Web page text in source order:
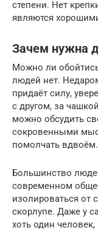
степени. Нет
являются
Зачем нужна
Можно ли
людей нет.
придаёт силу,
с другом, за
можно обсудить
сокровенными
помолчать вдвоём.
Большинство
современном
изолироваться от
скорлупе. Даже у
хоть один